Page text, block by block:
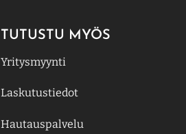
TUTUSTU MYÖS
Yritysmyynti
Laskutustiedot
Hautauspalvelu